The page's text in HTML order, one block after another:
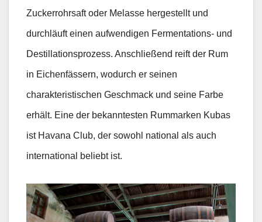
Zuckerrohrsaft oder Melasse hergestellt und
durchläuft einen aufwendigen Fermentations- und
Destillationsprozess. Anschließend reift der Rum
in Eichenfässern, wodurch er seinen
charakteristischen Geschmack und seine Farbe
erhält. Eine der bekanntesten Rummarken Kubas
ist Havana Club, der sowohl national als auch
international beliebt ist.